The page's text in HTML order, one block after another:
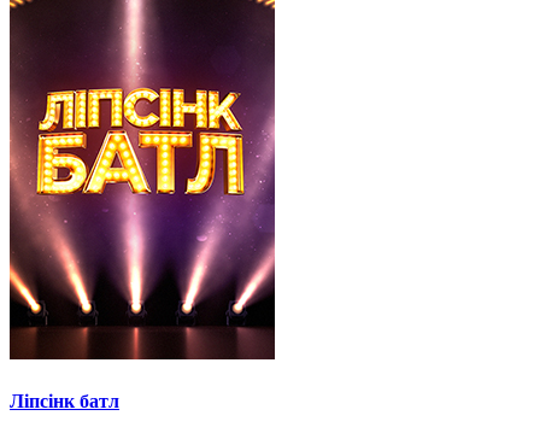
Ліпсінк батл